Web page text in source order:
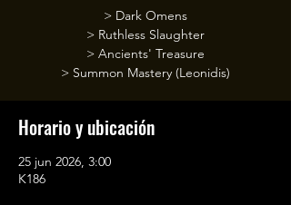
> Dark Omens
> Ruthless Slaughter
> Ancients' Treasure
> Summon Mastery (Leonidis)
Horario y ubicación
25 jun 2026, 3:00
K186